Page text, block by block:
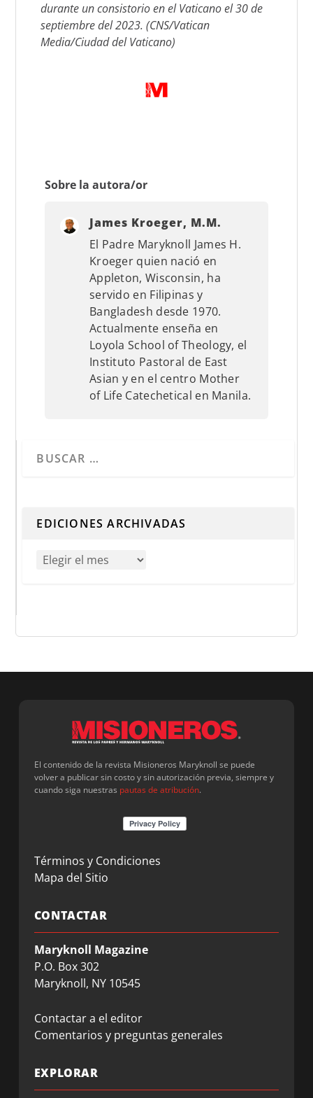
durante un consistorio en el Vaticano el 30 de
septiembre del 2023. (CNS/Vatican
Media/Ciudad del Vaticano)
Sobre la autora/or
James Kroeger, M.M.
El Padre Maryknoll James H.
Kroeger quien nació en
Appleton, Wisconsin, ha
servido en Filipinas y
Bangladesh desde 1970.
Actualmente enseña en
Loyola School of Theology, el
Instituto Pastoral de East
Asian y en el centro Mother
of Life Catechetical en Manila.
EDICIONES ARCHIVADAS
El contenido de la revista Misioneros Maryknoll se puede
volver a publicar sin costo y sin autorización previa, siempre y
cuando siga nuestras pautas de atribución.
Términos y Condiciones
Mapa del Sitio
CONTACTAR
Maryknoll Magazine
P.O. Box 302
Maryknoll, NY 10545
Contactar a el editor
Comentarios y preguntas generales
EXPLORAR